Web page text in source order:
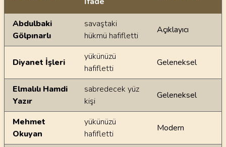
Ayetin meallerindeki dilsel farklılıklar
Abdulbaki
Gölpınarlı
savaştaki
hükmü hafifletti
Açıklayıcı
Diyanet İşleri
yükünüzü
hafifletti
Geleneksel
Elmalılı Hamdi
Yazır
sabredecek yüz
kişi
Geleneksel
Mehmet
Okuyan
yükünüzü
hafifletti
Modern